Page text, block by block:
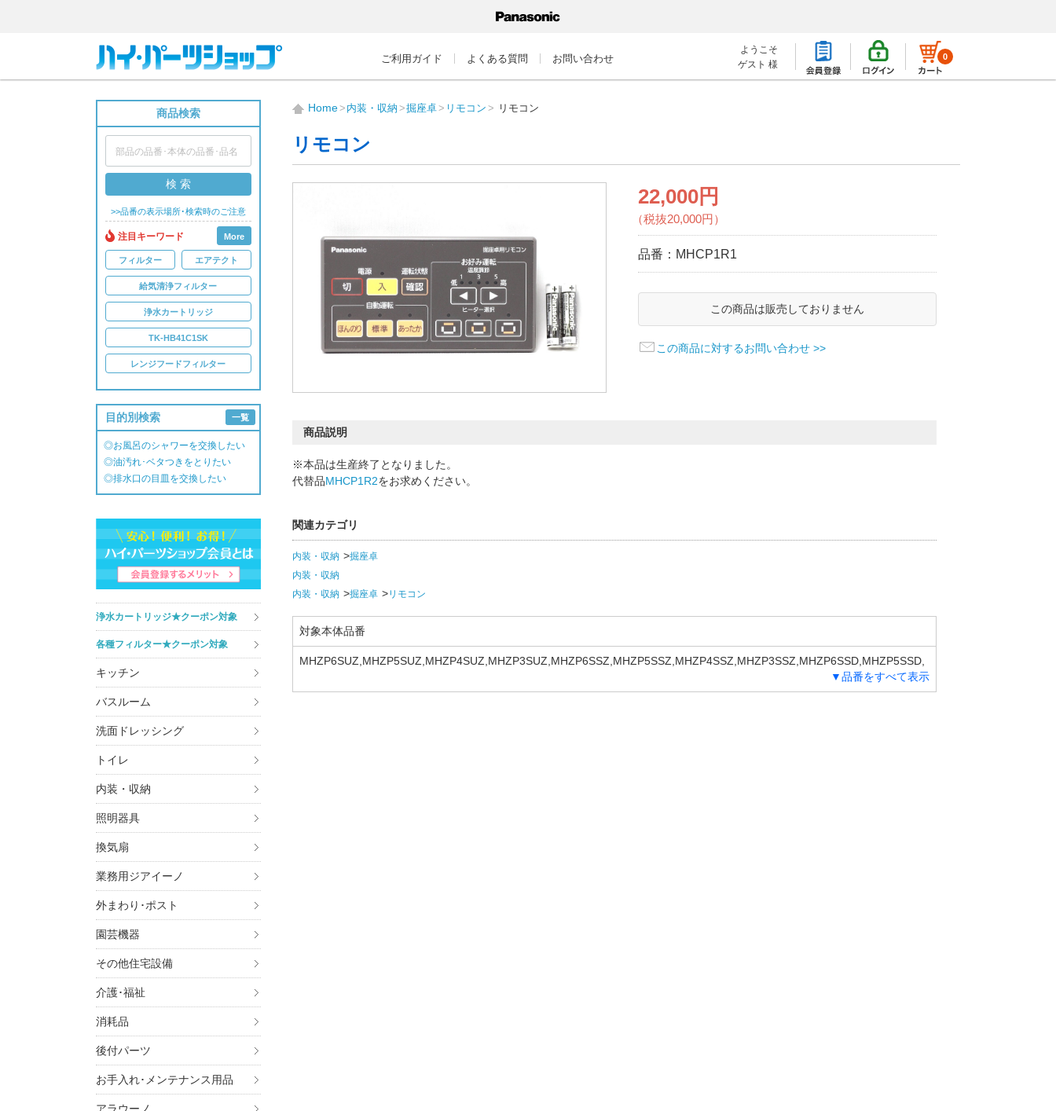
ご利用ガイド よくある質問 お問い合わせ
ようこそ
ゲスト 様
0
商品検索
検 索
>>品番の表示場所･検索時のご注意
注目キーワード More
フィルター エアテクト
給気清浄フィルター
浄水カートリッジ
TK-HB41C1SK
レンジフードフィルター
目的別検索 一覧
◎お風呂のシャワーを交換したい
◎油汚れ･ベタつきをとりたい
◎排水口の目皿を交換したい
浄水カートリッジ★クーポン対象
各種フィルター★クーポン対象
キッチン
バスルーム
洗面ドレッシング
トイレ
内装・収納
照明器具
換気扇
業務用ジアイーノ
外まわり･ポスト
園芸機器
その他住宅設備
介護･福祉
消耗品
後付パーツ
お手入れ･メンテナンス用品
Home 内装・収納 掘座卓 リモコン リモコン
リモコン
22,000円
（税抜20,000円）
品番： MHCP1R1
この商品は販売しておりません
この商品に対するお問い合わせ >>
商品説明
※本品は生産終了となりました。
代替品MHCP1R2をお求めください。
関連カテゴリ
内装・収納
掘座卓
内装・収納
内装・収納
掘座卓 リモコン
対象本体品番
MHZP6SUZ,MHZP5SUZ,MHZP4SUZ,MHZP3SUZ,MHZP6SSZ,MHZP5SSZ,MHZP4SSZ,MHZP3SSZ,MHZP6SSD,MHZP5SSD,
MHZP4SSD,MHZP3SSD,MHZP6SNZ,MHZP5SNZ,MHZP4SNZ,MHZP3SNZ,MHZP6SMZ,MHZP5SMZ,MHZP4SMZ,MHZP3SM
Z,MHZP6SCZ,MHZP5SCZ,MHZP4SCZ,MHZP3SCZ,MHZP6SCD,MHZP5SCD,MHZP4SCD,MHZP3SCD,MHZP6SBD,MHZP5S
▼品番をすべて表示